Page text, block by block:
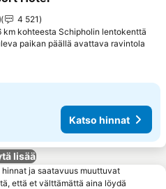
hinnat
4 521
km kohteesta Schipholin lentokenttä
paikan päällä avattava ravintola
Katso hinnat
lisää
ja saatavuus muuttuvat
että et välttämättä aina löydä